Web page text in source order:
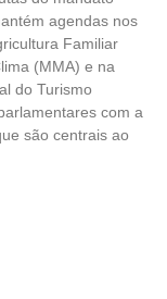
agendas nos
Familiar
(MMA) e na
do Turismo
com a
são centrais ao